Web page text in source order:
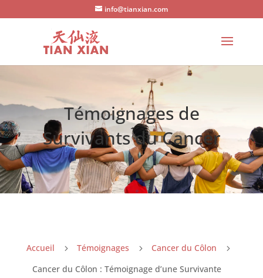
info@tianxian.com
Témoignages de
Survivants du Cancer
Accueil 5 Témoignages 5 Cancer du Côlon 5
Cancer du Côlon : Témoignage d’une Survivante